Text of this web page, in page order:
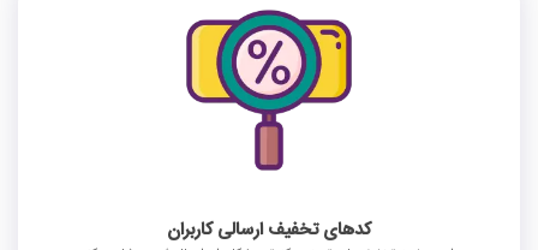
کدهای تخفیف ارسالی کاربران